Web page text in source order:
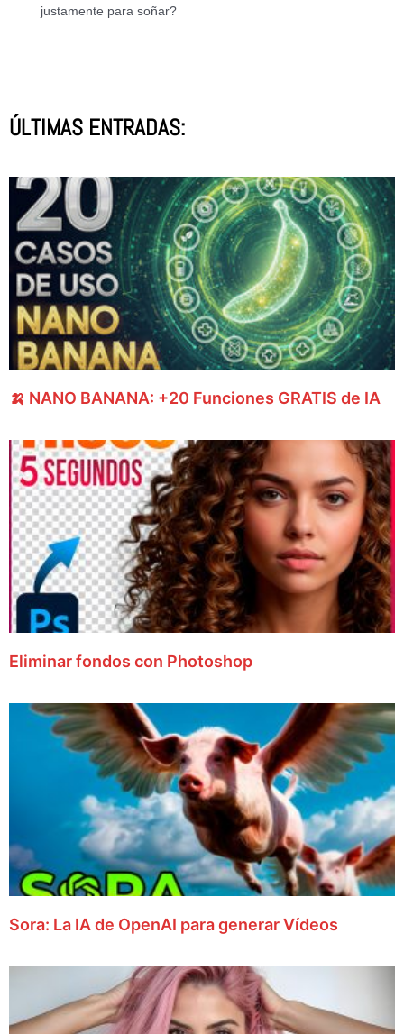
justamente para soñar?
ÚLTIMAS ENTRADAS:
🍌 NANO BANANA: +20 Funciones GRATIS de IA
Eliminar fondos con Photoshop
Sora: La IA de OpenAI para generar Vídeos